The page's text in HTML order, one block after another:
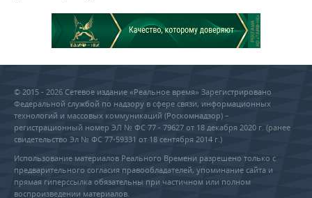
© 2015 - 2026 Сетевое издание «Реальное время» Зарегистрировано
Федеральной службой по надзору в сфере связи, информационных
технологий и массовых коммуникаций (Роскомнадзор) –
регистрационный номер ЭЛ № ФС 77 - 79627 от 18 декабря 2020 г. (ранее
свидетельство Эл № ФС 77-59331 от 18 сентября 2014 г.)
Использование материалов Реального Времени разрешено только с
предварительного согласия правообладателей, упоминание сайта и
прямая гиперссылка обязательны при частичном или полном
воспроизведении материалов.